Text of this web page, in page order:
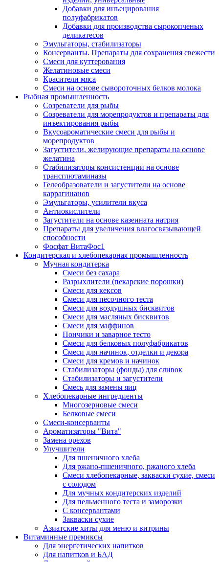
Добавки для инъецирования
полуфабрикатов
Добавки для производства сырокопченых
деликатесов
Эмульгаторы, стабилизаторы
Консерванты. Препараты для сохранения свежести
Смеси для куттерования
Желатиновые смеси
Красители мяса
Смеси на основе сывороточных белков молока
Рыбная промышленность
Созреватели для рыбы
Созреватели для морепродуктов и препараты для
инъектирования рыбы
Вкусоароматические смеси для рыбы и
морепродуктов
Загустители, желирующие препараты на основе
желатина
Стабилизаторы консистенции на основе
трансглютаминазы
Гелеобразователи и загустители на основе
каррагинанов
Эмульгаторы, усилители вкуса
Антиокислители
Загустители на основе казеината натрия
Препараты для увеличения влагосвязывающей
способности
Фосфат ВитаФос1
Кондитерская и хлебопекарная промышленность
Мучная кондитерка
Смеси без сахара
Разрыхлители (пекарские порошки)
Смеси для кексов
Смеси для песочного теста
Смеси для воздушных бисквитов
Смеси для масляных бисквитов
Смеси для маффинов
Пончики и заварное тесто
Cмеси для белковых полуфабрикатов
Смеси для начинок, отделки и декора
Смеси для кремов и начинок
Стабилизаторы (фонды) для сливок
Стабилизаторы и загустители
Смесь для замены яиц
Хлебопекарные ингредиенты
Многозерновые смеси
Белковые смеси
Смеси-консерванты
Ароматизаторы "Вита"
Замена орехов
Улучшители
Для пшеничного хлеба
Для ржано-пшеничного, ржаного хлеба
Смеси хлебопекарные, закваски сухие, смеси
с солодом
Для мучных кондитерских изделий
Для пельменного теста и заморозки
С консервантами
Закваски сухие
Азиатские хиты для меню и витрины
Витаминные премиксы
Для энергетических напитков
Для напитков и БАД